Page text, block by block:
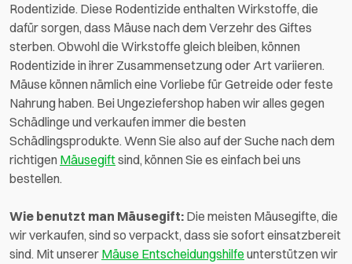
Rodentizide. Diese Rodentizide enthalten Wirkstoffe, die
dafür sorgen, dass Mäuse nach dem Verzehr des Giftes
sterben. Obwohl die Wirkstoffe gleich bleiben, können
Rodentizide in ihrer Zusammensetzung oder Art variieren.
Mäuse können nämlich eine Vorliebe für Getreide oder feste
Nahrung haben. Bei Ungeziefershop haben wir alles gegen
Schädlinge und verkaufen immer die besten
Schädlingsprodukte. Wenn Sie also auf der Suche nach dem
richtigen Mäusegiftsind, können Sie es einfach bei uns
bestellen.
Wie benutzt man Mäusegift: Die meisten Mäusegifte, die
wir verkaufen, sind so verpackt, dass sie sofort einsatzbereit
sind. Mit unserer Mäuse Entscheidungshilfeunterstützen wir